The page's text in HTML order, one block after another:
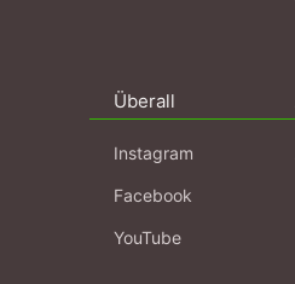
Überall
Instagram
Facebook
YouTube